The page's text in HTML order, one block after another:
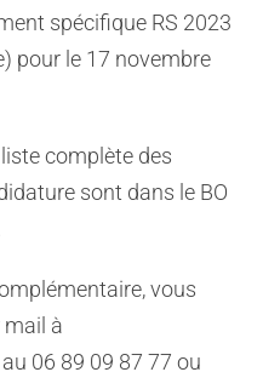
spécifique RS 2023
pour le 17 novembre
complète des
sont dans le BO
vous
à
06 89 09 87 77 ou